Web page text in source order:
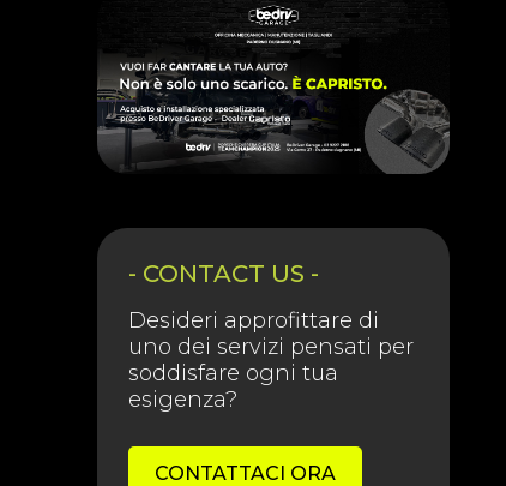
- CONTACT US -
Desideri approfittare di
uno dei servizi pensati per
soddisfare ogni tua
esigenza?
CONTATTACI ORA